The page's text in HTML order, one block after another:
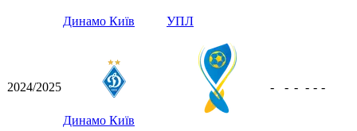
Динамо Київ УПЛ
2024/2025
Динамо Київ
- - - - - -